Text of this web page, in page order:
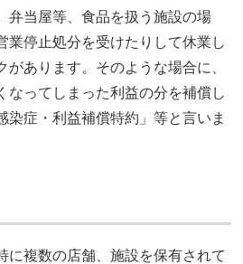
弁当屋等、食品を扱う施設の場
業停止処分を受けたりして休業し
があります。そのような場合に、
なってしまった利益の分を補償し
染症・利益補償特約」等と言いま
に複数の店舗、施設を保有されて